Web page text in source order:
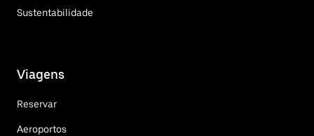
Sustentabilidade
Viagens
Reservar
Aeroportos